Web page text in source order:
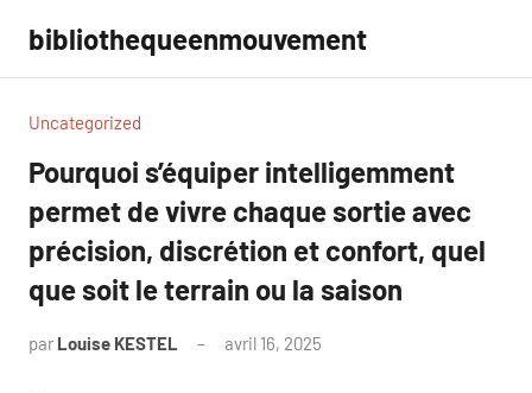
contenu
bibliothequeenmouvement
Uncategorized
Pourquoi s’équiper intelligemment
permet de vivre chaque sortie avec
précision, discrétion et confort, quel
que soit le terrain ou la saison
par Louise KESTEL avril 16, 2025